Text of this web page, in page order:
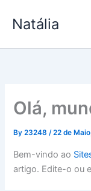
Natália
Olá,
By23248/22 de
Bem-vindo ao
artigo. Edite-o ou